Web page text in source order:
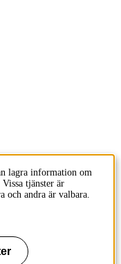
lagra information om
tjänster är
och andra är valbara.